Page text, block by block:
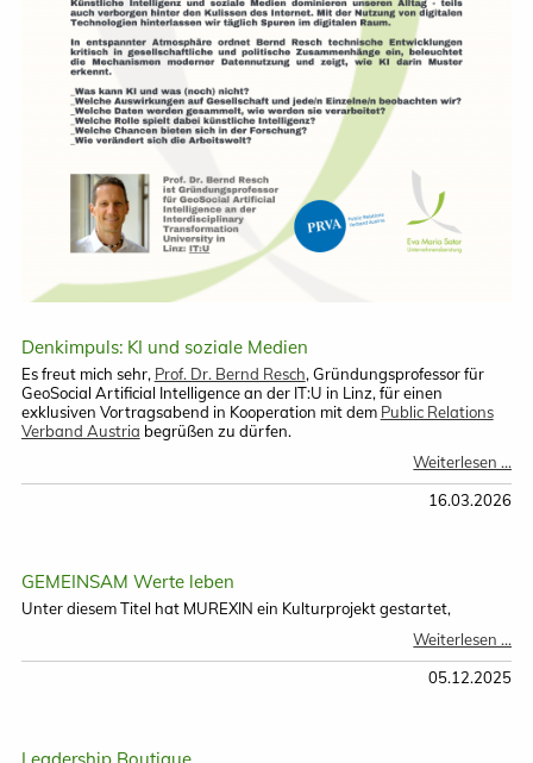
Denkimpuls: KI und soziale Medien
Es freut mich sehr, Prof. Dr. Bernd Resch, Gründungsprofessor für
GeoSocial Artificial Intelligence an der IT:U in Linz, für einen
exklusiven Vortragsabend in Kooperation mit dem Public Relations
Verband Austria begrüßen zu dürfen.
Weiterlesen …
KI
16.03.2026
GEMEINSAM Werte leben
Unter diesem Titel hat MUREXIN ein Kulturprojekt gestartet,
Weiterlesen …
05.12.2025